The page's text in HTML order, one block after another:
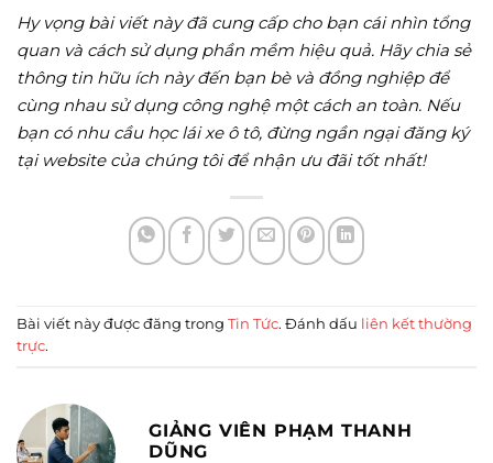
Hy vọng bài viết này đã cung cấp cho bạn cái nhìn tổng
quan và cách sử dụng phần mềm hiệu quả. Hãy chia sẻ
thông tin hữu ích này đến bạn bè và đồng nghiệp để
cùng nhau sử dụng công nghệ một cách an toàn. Nếu
bạn có nhu cầu học lái xe ô tô, đừng ngần ngại đăng ký
tại website của chúng tôi để nhận ưu đãi tốt nhất!
Bài viết này được đăng trong Tin Tức. Đánh dấu liên kết thường
trực.
GIẢNG VIÊN PHẠM THANH
DŨNG